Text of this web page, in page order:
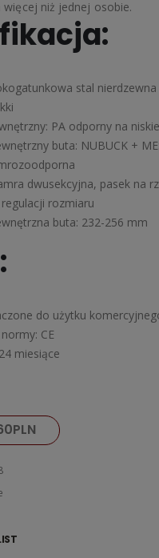
więcej niż jednej osobie.
stal nierdzewna
PA odporny na
buta: NUBUCK +
dwusekcyjna, pasek na
rozmiaru
buta: 232-256 mm
do użytku
CE
miesiące
PLN